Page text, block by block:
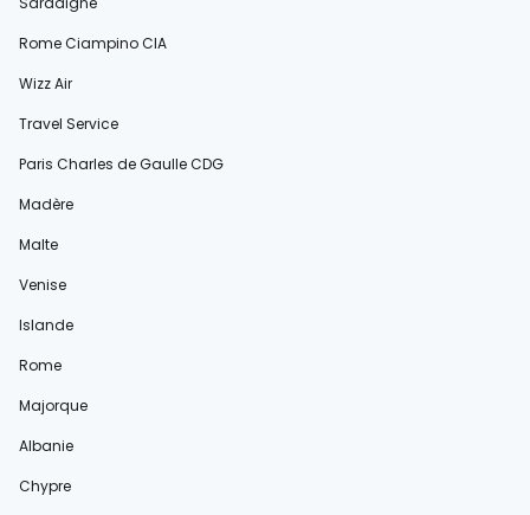
Rome Ciampino CIA
Wizz Air
Travel Service
Paris Charles de Gaulle CDG
Madère
Malte
Venise
Islande
Rome
Majorque
Albanie
Chypre